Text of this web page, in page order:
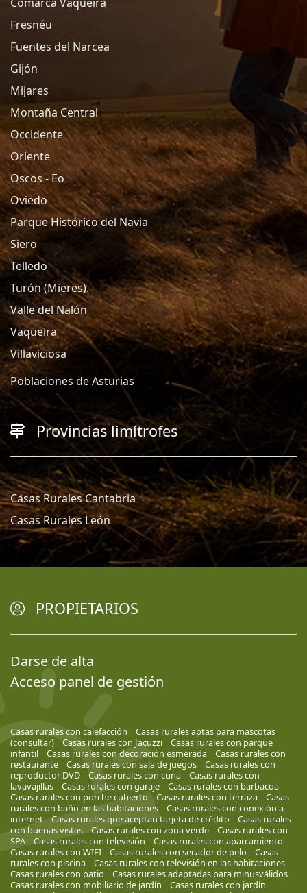
Fresnéu
Fuentes del Narcea
Gijón
Mijares
Montaña Central
Occidente
Oriente
Oscos - Eo
Oviedo
Parque Histórico del Navia
Siero
Telledo
Turón (Mieres).
Valle del Nalón
Vaqueira
Villaviciosa
Poblaciones de Asturias
Provincias limítrofes
Casas Rurales Cantabria
Casas Rurales León
PROPIETARIOS
Darse de alta
Acceso panel de gestión
Casas rurales con calefacción
Casas rurales aptas para mascotas
(consultar)
Casas rurales con Jacuzzi
Casas rurales con parque
infantil
Casas rurales con decoración esmerada
Casas rurales con
restaurante
Casas rurales con sala de juegos
Casas rurales con
reproductor DVD
Casas rurales con cuna
Casas rurales con
lavavajillas
Casas rurales con garaje
Casas rurales con barbacoa
Casas rurales con porche cubierto
Casas rurales con terraza
Casas
rurales con baño en las habitaciones
Casas rurales con conexión a
internet
Casas rurales que aceptan tarjeta de crédito
Casas rurales
con buenas vistas
Casas rurales con zona verde
Casas rurales con
SPA
Casas rurales con televisión
Casas rurales con aparcamiento
Casas rurales con WIFI
Casas rurales con secador de pelo
Casas
rurales con piscina
Casas rurales con televisión en las habitaciones
Casas rurales con patio
Casas rurales adaptadas para minusválidos
Casas rurales con mobiliario de jardín
Casas rurales con jardín